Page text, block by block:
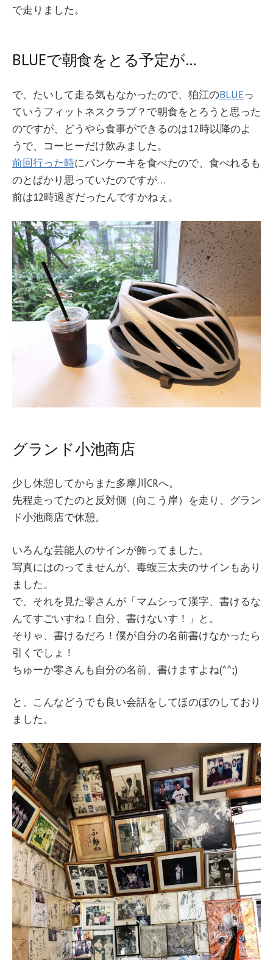
で走りました。
BLUEで朝食をとる予定が…
で、たいして走る気もなかったので、狛江のBLUEっ
ていうフィットネスクラブ？で朝食をとろうと思った
のですが、どうやら食事ができるのは12時以降のよ
うで、コーヒーだけ飲みました。
前回行った時にパンケーキを食べたので、食べれるも
のとばかり思っていたのですが…
前は12時過ぎだったんですかねぇ。
グランド小池商店
少し休憩してからまた多摩川CRへ。
先程走ってたのと反対側（向こう岸）を走り、グラン
ド小池商店で休憩。
いろんな芸能人のサインが飾ってました。
写真にはのってませんが、毒蝮三太夫のサインもあり
ました。
で、それを見た零さんが「マムシって漢字、書けるな
んてすごいすね！自分、書けないす！」と。
そりゃ、書けるだろ！僕が自分の名前書けなかったら
引くでしょ！
ちゅーか零さんも自分の名前、書けますよね(^^;)
と、こんなどうでも良い会話をしてほのぼのしており
ました。